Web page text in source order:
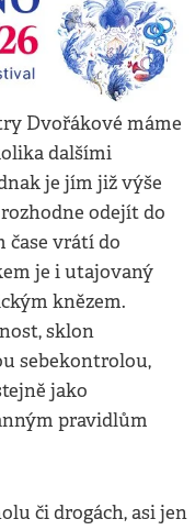
Dvořákové máme
dalšími
je jím již výše
odejít do
čase vrátí do
je i utajovaný
knězem.
sklon
sebekontrolou,
jako
pravidlům
či drogách, asi jen